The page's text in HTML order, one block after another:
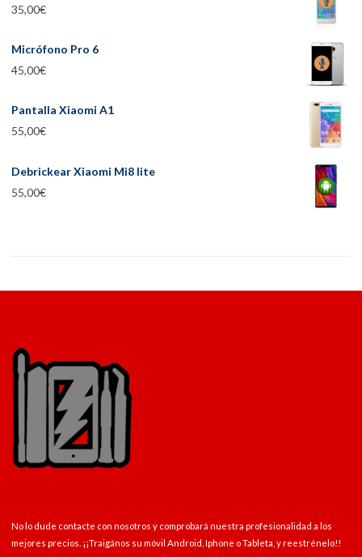
35,00€
Micrófono Pro 6
45,00€
Pantalla Xiaomi A1
55,00€
Debrickear Xiaomi Mi8 lite
55,00€
No lo dude contacte con nosotros y comprobará nuestra profesionalidad a los
mejores precios. ¡¡Traigános su móvil Android, Iphone o Tableta, y reestrénelo!!